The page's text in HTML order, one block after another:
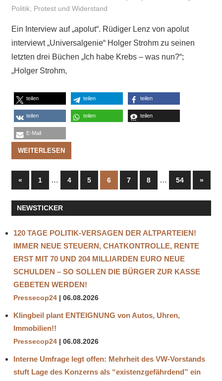
Politik, Protest und Widerstand
Ein Interview auf „apolut“. Rüdiger Lenz von apolut
interviewt „Universalgenie“ Holger Strohm zu seinen
letzten drei Büchen „Ich habe Krebs – was nun?“;
„Holger Strohm,
teilen teilen teilen
teilen teilen teilen
E-Mail
WEITERLESEN
Seitennummerierung
der
Beiträge
«Vorherige
Beiträge
1 … 4 5 6 7 8 … 54 »
NEWSTICKER
120 TAGE POLITIK-VERSAGEN DER ALTPARTEIEN!
IMMER NEUE STEUERN, CHATKONTROLLE, RENTE
ERST MIT 70 UND 204 MILLIARDEN EURO NEUE
SCHULDEN – SO SOLLEN DIE BÜRGER ZUR KASSE
GEBETEN WERDEN!
Pressecop24 06.08.2026
Klingbeil plant ENTEIGNUNG von Autos, Uhren,
Immobilien!!
Pressecop24 06.08.2026
Interne Umfrage legt offen: Mehrheit des VW-Vorstands
stuft Lage des Konzerns als “existenzgefährdend” ein